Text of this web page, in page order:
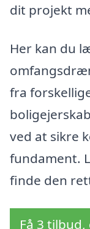
dit projekt
Her kan du
fra
ved at sikre
fundament.
finde den
Få 3